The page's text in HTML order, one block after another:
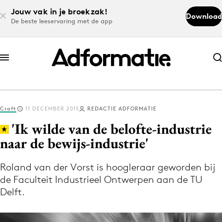
Jouw vak in je broekzak!
De beste leeservaring met de app
Download
Abonneer nu
Abonneer nu
Log in
Volg het laatste nieuws via de Adformatie
Nieuws app
Craft 11 DECEMBER 2015 REDACTIE ADFORMATIE
'Ik wilde van de belofte-industrie
naar de bewijs-industrie'
Roland van der Vorst is hoogleraar geworden bij
de Faculteit Industrieel Ontwerpen aan de TU
Delft.